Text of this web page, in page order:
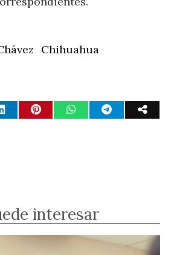
Chihuahua
interesar